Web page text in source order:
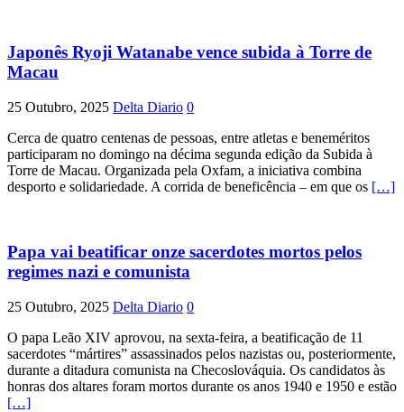
Japonês Ryoji Watanabe vence subida à Torre de
Macau
25 Outubro, 2025 Delta Diario 0
Cerca de quatro centenas de pessoas, entre atletas e beneméritos
participaram no domingo na décima segunda edição da Subida à
Torre de Macau. Organizada pela Oxfam, a iniciativa combina
desporto e solidariedade. A corrida de beneficência – em que os […]
Papa vai beatificar onze sacerdotes mortos pelos
regimes nazi e comunista
25 Outubro, 2025 Delta Diario 0
O papa Leão XIV aprovou, na sexta-feira, a beatificação de 11
sacerdotes “mártires” assassinados pelos nazistas ou, posteriormente,
durante a ditadura comunista na Checoslováquia. Os candidatos às
honras dos altares foram mortos durante os anos 1940 e 1950 e estão
[…]